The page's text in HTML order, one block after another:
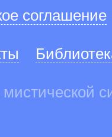
соглашение
мистической